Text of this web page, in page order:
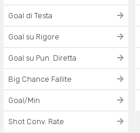
Goal di Testa
Goal su Rigore
Goal su Pun. Diretta
Big Chance Fallite
Goal/Min
Shot Conv. Rate